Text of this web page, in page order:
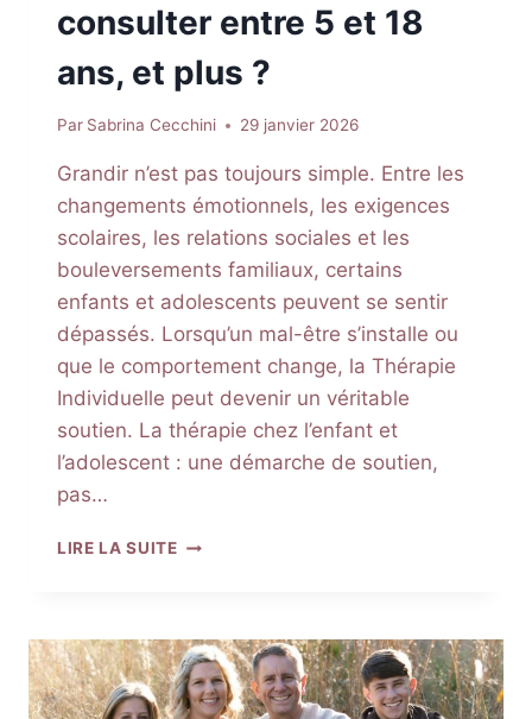
consulter entre 5 et 18
ans, et plus ?
Par Sabrina Cecchini 29 janvier 2026
Grandir n’est pas toujours simple. Entre les
changements émotionnels, les exigences
scolaires, les relations sociales et les
bouleversements familiaux, certains
enfants et adolescents peuvent se sentir
dépassés. Lorsqu’un mal-être s’installe ou
que le comportement change, la Thérapie
Individuelle peut devenir un véritable
soutien. La thérapie chez l’enfant et
l’adolescent : une démarche de soutien,
pas…
LIRE LA SUITETHÉRAPIE
ADOLESCENTS
:
POURQUOI